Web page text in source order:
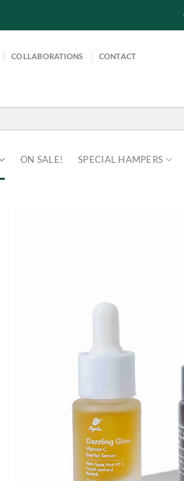
COLLABORATIONS CONTACT
ON SALE! SPECIAL HAMPERS